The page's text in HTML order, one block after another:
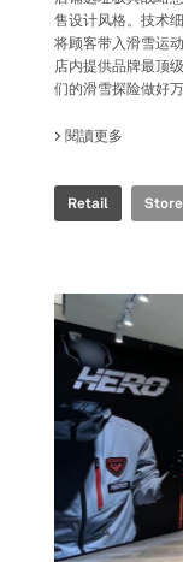
售设计风格。技术
将顾客带入滑雪运
店内提供品牌最顶
们的滑雪探险做好万
閱讀更多
Retail